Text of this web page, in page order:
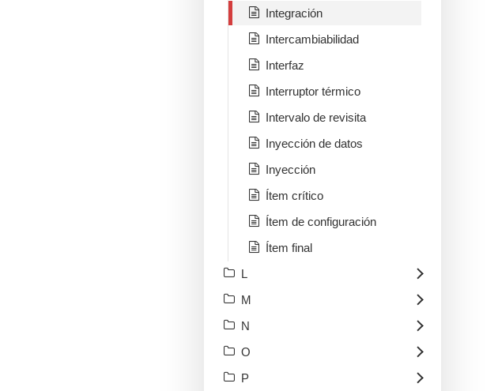
Integración
Intercambiabilidad
Interfaz
Interruptor térmico
Intervalo de revisita
Inyección de datos
Inyección
Ítem crítico
Ítem de configuración
Ítem final
L
M
N
O
P